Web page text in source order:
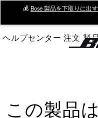
Main
💰 Bose 製品を下取りに出
ヘルプセンター 注文 製
この製品